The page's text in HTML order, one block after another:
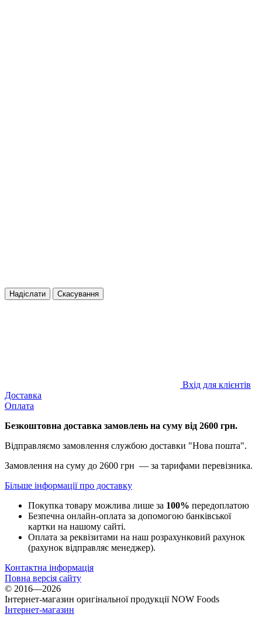
Надіслати Скасування
Вхід для клієнтів
Доставка
Оплата
Безкоштовна доставка замовлень на суму від 2600 грн.
Відправляємо замовлення службою доставки "Нова пошта".
Замовлення на суму до 2600 грн — за тарифами перевізника.
Більше інформації про доставку
Покупка товару можлива лише за 100% передоплатою
Безпечна онлайн-оплата за допомогою банківської
картки на нашому сайті.
Оплата за реквізитами на наш розрахунковий рахунок
(рахунок відправляє менеджер).
Контактна інформація
Повна версія сайту
© 2016—2026
Інтернет-магазин оригінальної продукції NOW Foods
Інтернет-магазин